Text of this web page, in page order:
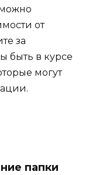
от
за
быть в курсе
могут
папки